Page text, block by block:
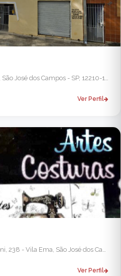
R. Rubião Júnior, 522 - Centro, São José dos Campos - SP, 12210-180, Brasil
Ver Perfil
R. Comendador Remo Cesaroni, 238 - Vila Ema, São José dos Campos - SP, 12243-020, Brasil
Ver Perfil